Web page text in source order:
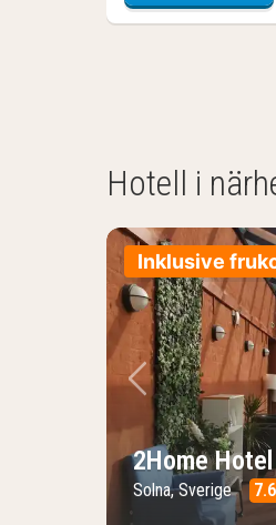
Hotell i
Inklusive
2Home
Solna, Sverige 7.6